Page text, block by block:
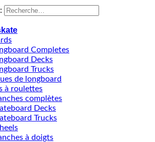
Completes
Decks
Trucks
de longboard
à roulettes
complètes
Decks
Trucks
à doigts